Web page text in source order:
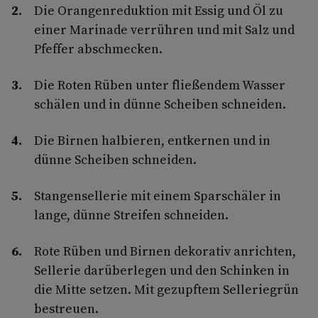
Die Orangenreduktion mit Essig und Öl zu
einer Marinade verrühren und mit Salz und
Pfeffer abschmecken.
Die Roten Rüben unter fließendem Wasser
schälen und in dünne Scheiben schneiden.
Die Birnen halbieren, entkernen und in
dünne Scheiben schneiden.
Stangensellerie mit einem Sparschäler in
lange, dünne Streifen schneiden.
Rote Rüben und Birnen dekorativ anrichten,
Sellerie darüberlegen und den Schinken in
die Mitte setzen. Mit gezupftem Selleriegrün
bestreuen.